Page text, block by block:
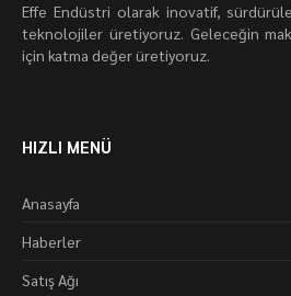
Effe Endüstri olarak inovatif,
teknolojiler üretiyoruz. Geleceğin
için katma değer üretiyoruz.
HIZLI MENÜ
Anasayfa
Haberler
Satış Ağı